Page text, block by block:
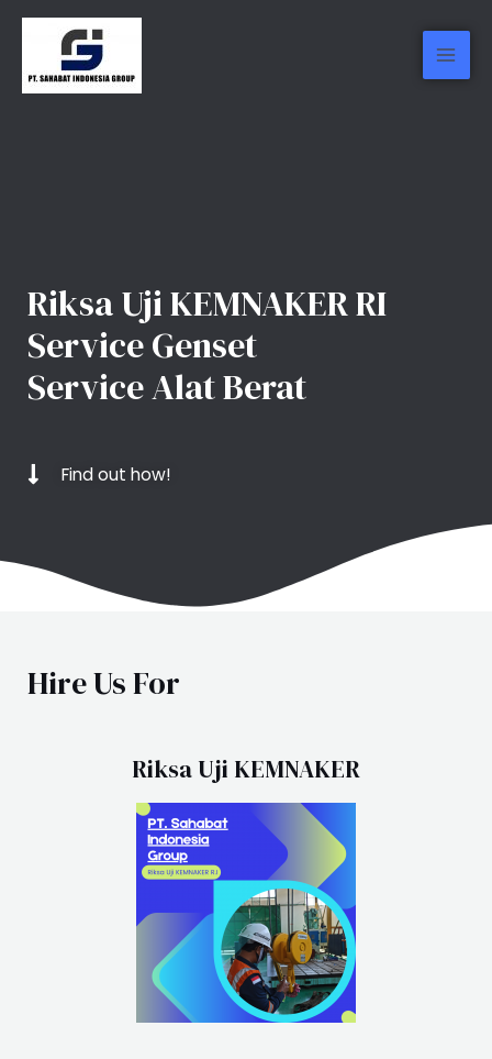
Riksa Uji KEMNAKER RI
Service Genset
Service Alat Berat
Find out how!
Hire Us For
Riksa Uji KEMNAKER